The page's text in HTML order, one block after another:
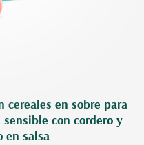
cereales en sobre para
con cordero y
en salsa